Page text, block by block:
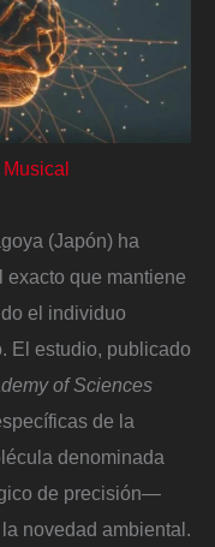
Musical
(Japón) ha
que mantiene
el individuo
El estudio, publicado
of Sciences
de la
denominada
de precisión—
novedad ambiental.